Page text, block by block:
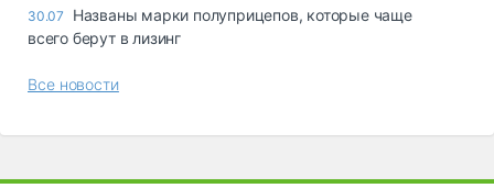
30.07
Названы марки полуприцепов, которые чаще
всего берут в лизинг
Все новости